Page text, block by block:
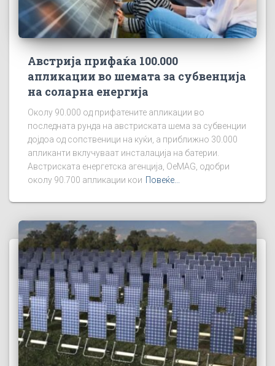
Австрија прифаќа 100.000
апликации во шемата за субвенција
на соларна енергија
Околу 90.000 од прифатените апликации во
последната рунда на австриската шема за субвенции
дојдоа од сопственици на куќи, а приближно 30.000
апликанти вклучуваат инсталација на батерии.
Австриската енергетска агенција, OeMAG, одобри
околу 90.700 апликации кои Повеќе...